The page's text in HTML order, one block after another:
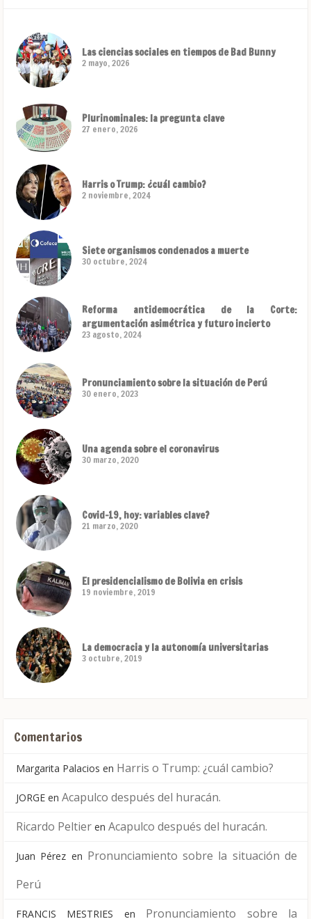
Las ciencias sociales en tiempos de Bad Bunny
2 mayo, 2026
Plurinominales: la pregunta clave
27 enero, 2026
Harris o Trump: ¿cuál cambio?
2 noviembre, 2024
Siete organismos condenados a muerte
30 octubre, 2024
Reforma antidemocrática de la Corte:
argumentación asimétrica y futuro incierto
23 agosto, 2024
Pronunciamiento sobre la situación de Perú
30 enero, 2023
Una agenda sobre el coronavirus
30 marzo, 2020
Covid-19, hoy: variables clave?
21 marzo, 2020
El presidencialismo de Bolivia en crisis
19 noviembre, 2019
La democracia y la autonomía universitarias
3 octubre, 2019
Comentarios
Margarita Palacios en Harris o Trump: ¿cuál cambio?
JORGE en Acapulco después del huracán.
Ricardo Peltier en Acapulco después del huracán.
Juan Pérez en Pronunciamiento sobre la situación de
Perú
FRANCIS MESTRIES en Pronunciamiento sobre la